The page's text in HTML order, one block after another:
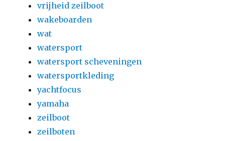
vrijheid zeilboot
wakeboarden
wat
watersport
watersport scheveningen
watersportkleding
yachtfocus
yamaha
zeilboot
zeilboten